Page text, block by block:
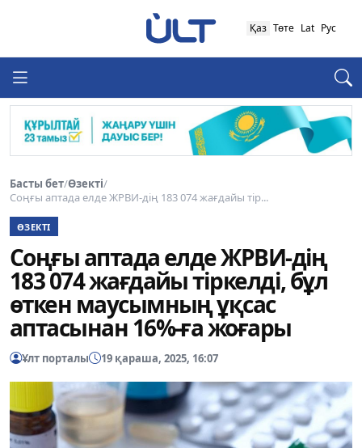
Қаз Төте Lat Рус
Басты бет/Өзекті/
Соңғы аптада елде ЖРВИ-дің 183 074 жағдайы тір...
ӨЗЕКТІ
Соңғы аптада елде ЖРВИ-дің
183 074 жағдайы тіркелді, бұл
өткен маусымның ұқсас
аптасынан 16%-ға жоғары
Ұлт порталы 19 қараша, 2025, 16:07